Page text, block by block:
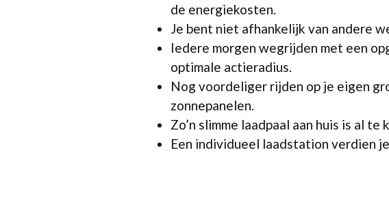
de energiekosten.
Je bent niet afhankelijk van andere
Iedere morgen wegrijden met een
optimale actieradius.
Nog voordeliger rijden op je eigen
zonnepanelen.
Zo’n slimme laadpaal aan huis is al te
Een individueel laadstation verdien